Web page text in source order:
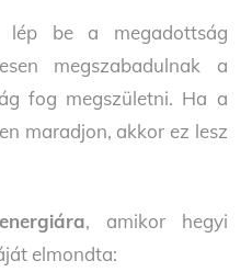
lép be a megadottság
megszabadulnak a
fog megszületni. Ha a
maradjon, akkor ez lesz
, amikor hegyi
elmondta: